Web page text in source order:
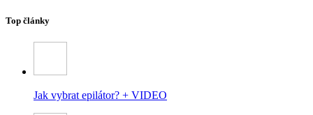
Top články
Jak vybrat epilátor? + VIDEO